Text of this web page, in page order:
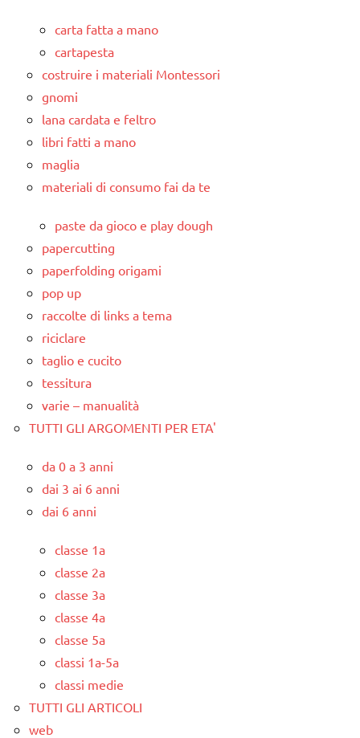
carta fatta a mano
cartapesta
costruire i materiali Montessori
gnomi
lana cardata e feltro
libri fatti a mano
maglia
materiali di consumo fai da te
paste da gioco e play dough
papercutting
paperfolding origami
pop up
raccolte di links a tema
riciclare
taglio e cucito
tessitura
varie – manualità
TUTTI GLI ARGOMENTI PER ETA'
da 0 a 3 anni
dai 3 ai 6 anni
dai 6 anni
classe 1a
classe 2a
classe 3a
classe 4a
classe 5a
classi 1a-5a
classi medie
TUTTI GLI ARTICOLI
web